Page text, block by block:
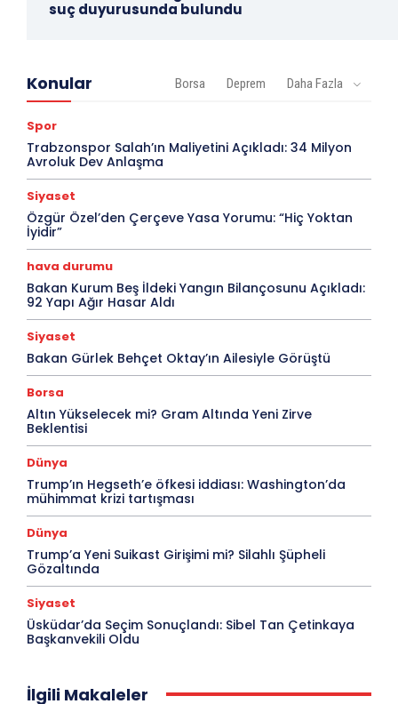
suç duyurusunda bulundu
Konular Borsa Deprem Daha Fazla
Spor
Trabzonspor Salah’ın Maliyetini Açıkladı: 34 Milyon
Avroluk Dev Anlaşma
Siyaset
Özgür Özel’den Çerçeve Yasa Yorumu: “Hiç Yoktan
İyidir”
hava durumu
Bakan Kurum Beş İldeki Yangın Bilançosunu Açıkladı:
92 Yapı Ağır Hasar Aldı
Siyaset
Bakan Gürlek Behçet Oktay’ın Ailesiyle Görüştü
Borsa
Altın Yükselecek mi? Gram Altında Yeni Zirve
Beklentisi
Dünya
Trump’ın Hegseth’e öfkesi iddiası: Washington’da
mühimmat krizi tartışması
Dünya
Trump’a Yeni Suikast Girişimi mi? Silahlı Şüpheli
Gözaltında
Siyaset
Üsküdar’da Seçim Sonuçlandı: Sibel Tan Çetinkaya
Başkanvekili Oldu
İlgili Makaleler